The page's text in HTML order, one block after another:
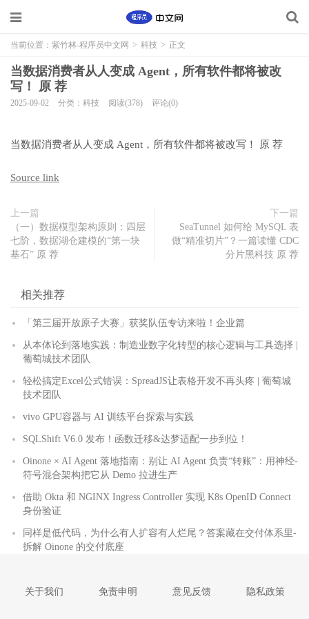
当前位置： 紫竹林-程序员中文网 > 科技 > 正文
当数据消费者从人变成 Agent，所有软件都将被改
写！ 原 荐
2025-09-02 分类：科技 阅读(378) 评论(0)
当数据消费者从人变成 Agent，所有软件都将被改写！ 原 荐
Source link
上一篇
（一）数据模型架构原则：四层
七阶，数据湖仓建模的“第一块
基石” 原 荐
下一篇
SeaTunnel 如何给 MySQL 表
做“精准切片”？一篇读懂 CDC
分片黑科技 原 荐
相关推荐
「第三届开放原子大赛」获奖队伍专访来啦！企业篇
从本体论到落地实践：制造业数字化转型的核心逻辑与工具选择 |
葡萄城技术团队
轻松搞定Excel公式错误：SpreadJS让表格开发不再头疼 | 葡萄城
技术团队
vivo GPU容器与 AI 训练平台探索与实践
SQLShift V6.0 发布！函数迁移&达梦适配一步到位！
Oinone × AI Agent 落地指南：别让 AI Agent 负责“转账”：用神经-
符号混合架构把它从 Demo 拉进生产
借助 Okta 和 NGINX Ingress Controller 实现 K8s OpenID Connect
身份验证
同样是低代码，为什么有人扩容有人烂尾？答案藏在交付体系里-
拆解 Oinone 的交付底座
关于我们 免责申明 意见反馈 隐私政策